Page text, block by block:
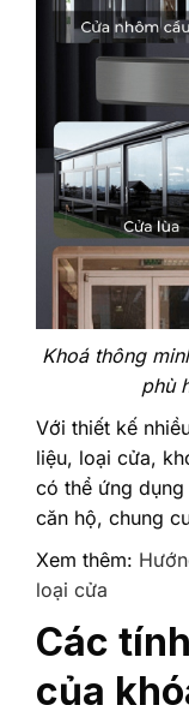
Khoá thông
phù
Với thiết kế
liệu, loại cửa,
có thể ứng
căn hộ, chung
Xem thêm:
loại cửa
Các
của